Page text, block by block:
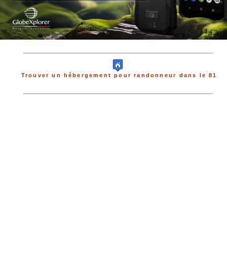
Trouver un hébergement pour randonneur dans le 81